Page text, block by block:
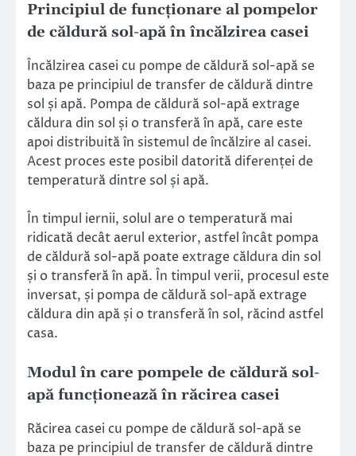
Principiul de funcționare al pompelor
de căldură sol-apă în încălzirea casei
Încălzirea casei cu pompe de căldură sol-apă se
baza pe principiul de transfer de căldură dintre
sol și apă. Pompa de căldură sol-apă extrage
căldura din sol și o transferă în apă, care este
apoi distribuită în sistemul de încălzire al casei.
Acest proces este posibil datorită diferenței de
temperatură dintre sol și apă.
În timpul iernii, solul are o temperatură mai
ridicată decât aerul exterior, astfel încât pompa
de căldură sol-apă poate extrage căldura din sol
și o transferă în apă. În timpul verii, procesul este
inversat, și pompa de căldură sol-apă extrage
căldura din apă și o transferă în sol, răcind astfel
casa.
Modul în care pompele de căldură sol-
apă funcționează în răcirea casei
Răcirea casei cu pompe de căldură sol-apă se
baza pe principiul de transfer de căldură dintre